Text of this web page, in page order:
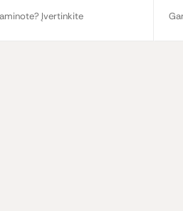
Įvertinkite